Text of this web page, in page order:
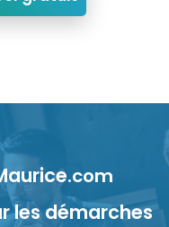
.com
les démarches